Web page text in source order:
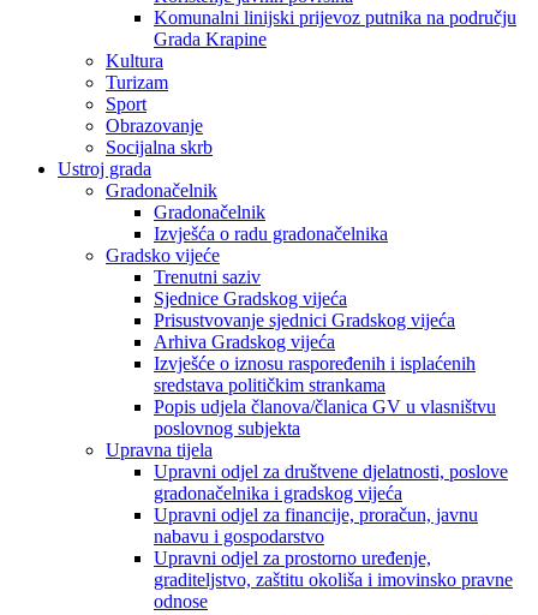
Komunalni linijski prijevoz putnika na području
Grada Krapine
Kultura
Turizam
Sport
Obrazovanje
Socijalna skrb
Ustroj grada
Gradonačelnik
Gradonačelnik
Izvješća o radu gradonačelnika
Gradsko vijeće
Trenutni saziv
Sjednice Gradskog vijeća
Prisustvovanje sjednici Gradskog vijeća
Arhiva Gradskog vijeća
Izvješće o iznosu raspoređenih i isplaćenih
sredstava političkim strankama
Popis udjela članova/članica GV u vlasništvu
poslovnog subjekta
Upravna tijela
Upravni odjel za društvene djelatnosti, poslove
gradonačelnika i gradskog vijeća
Upravni odjel za financije, proračun, javnu
nabavu i gospodarstvo
Upravni odjel za prostorno uređenje,
graditeljstvo, zaštitu okoliša i imovinsko pravne
odnose